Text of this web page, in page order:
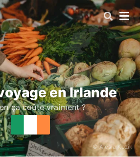
en Irlande
ça coûte vraiment ?
© Alesia Kozik